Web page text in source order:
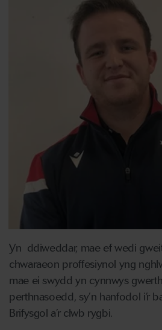
Yn ddiweddar, mae ef wedi
chwaraeon proffesiynol yng
mae ei swydd yn cynnwys
perthnasoedd, sy’n hanfodol i’r
Brifysgol a’r clwb rygbi.